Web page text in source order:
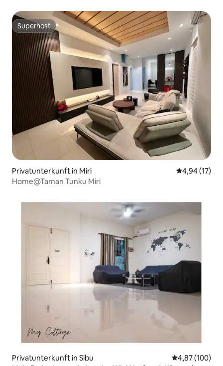
Superhost
Superhost
Privatunterkunft in Miri
4,94 (17)
Home@Taman Tunku Miri
Privatunterkunft in Sibu
4,87 (100)